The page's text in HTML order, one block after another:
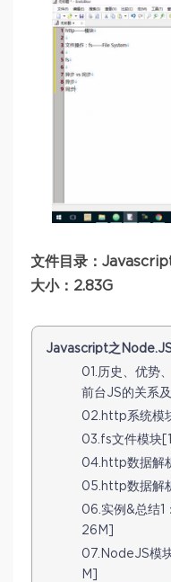
文件目录：
大小：2.83G
Javascript之
01.历史、优势
前台JS的关系
02.http系统模
03.fs文件模块
04.http数据解
05.http数据解
06.实例&总结1
26M]
07.NodeJS模
M]